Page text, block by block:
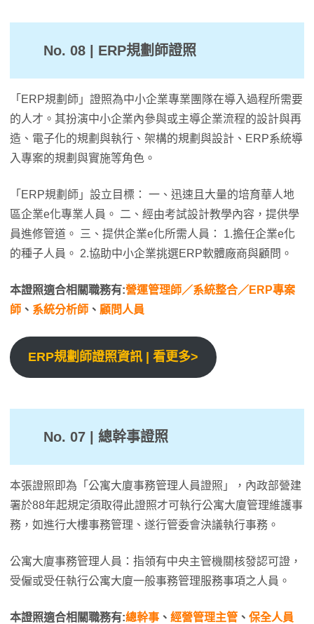
No. 08 | ERP規劃師證照
「ERP規劃師」證照為中小企業專業團隊在導入過程所需要
的人才。其扮演中小企業內參與或主導企業流程的設計與再
造、電子化的規劃與執行、架構的規劃與設計、ERP系統導
入專案的規劃與實施等角色。
「ERP規劃師」設立目標： 一、迅速且大量的培育華人地
區企業e化專業人員。 二、經由考試設計教學內容，提供學
員進修管道。 三、提供企業e化所需人員： 1.擔任企業e化
的種子人員。 2.協助中小企業挑選ERP軟體廠商與顧問。
本證照適合相關職務有:營運管理師／系統整合／ERP專案
師 、 系統分析師 、 顧問人員
ERP規劃師證照資訊 | 看更多>
No. 07 | 總幹事證照
本張證照即為「公寓大廈事務管理人員證照」，內政部營建
署於88年起規定須取得此證照才可執行公寓大廈管理維護事
務，如進行大樓事務管理、遂行管委會決議執行事務。
公寓大廈事務管理人員：指領有中央主管機關核發認可證，
受僱或受任執行公寓大廈一般事務管理服務事項之人員。
本證照適合相關職務有:總幹事 、 經營管理主管 、 保全人員